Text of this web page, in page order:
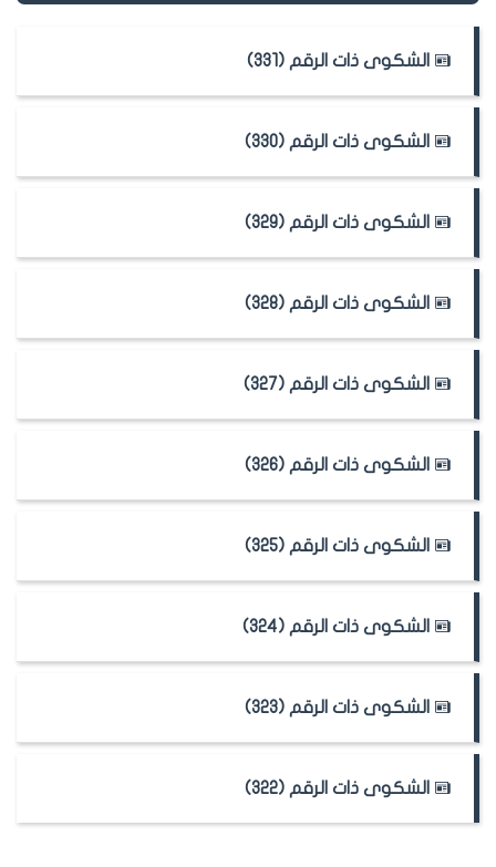
الشكوى ذات الرقم (331)
الشكوى ذات الرقم (330)
الشكوى ذات الرقم (329)
الشكوى ذات الرقم (328)
الشكوى ذات الرقم (327)
الشكوى ذات الرقم (326)
الشكوى ذات الرقم (325)
الشكوى ذات الرقم (324)
الشكوى ذات الرقم (323)
الشكوى ذات الرقم (322)